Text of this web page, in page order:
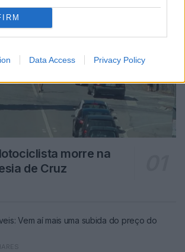
Data Access Privacy Policy
morre na
de Cruz
Vem aí mais uma subida do preço do